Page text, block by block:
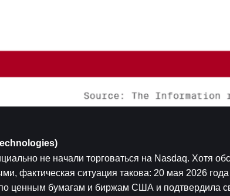
не начали торговаться на Nasdaq. Хотя
фактическая ситуация такова: 20 мая 2026
ценным бумагам и биржам США и подтвердила